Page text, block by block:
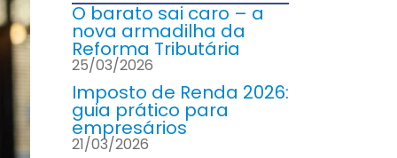
O barato sai caro – a
nova armadilha da
Reforma Tributária
25/03/2026
Imposto de Renda 2026:
guia prático para
empresários
21/03/2026